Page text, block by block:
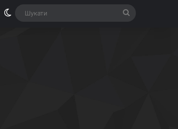
Switch skin